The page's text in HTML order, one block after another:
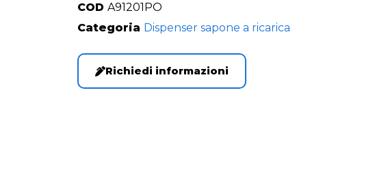
COD A91201PO
Categoria Dispenser sapone a ricarica
Richiedi informazioni